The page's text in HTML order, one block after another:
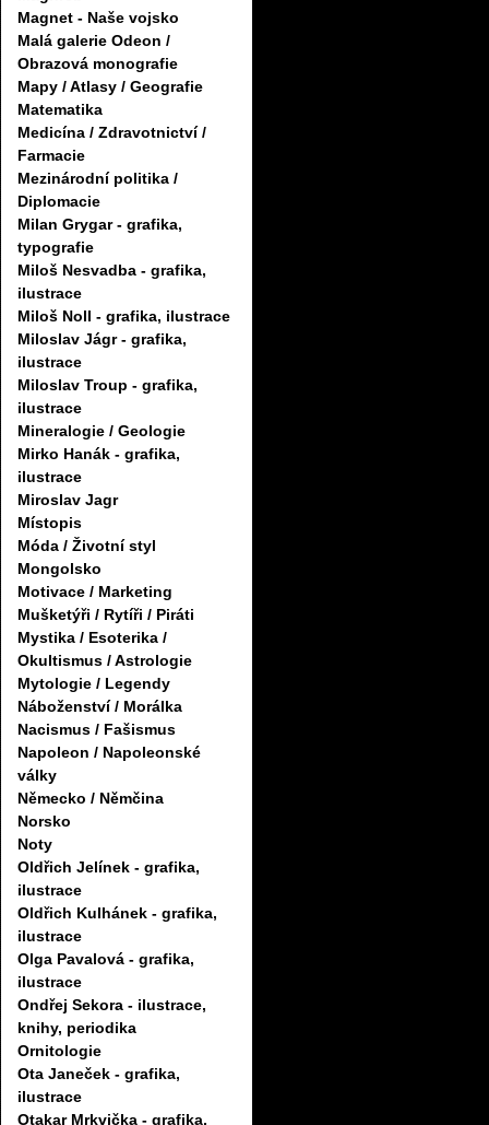
Magnet - Naše vojsko
Malá galerie Odeon /
Obrazová monografie
Mapy / Atlasy / Geografie
Matematika
Medicína / Zdravotnictví /
Farmacie
Mezinárodní politika /
Diplomacie
Milan Grygar - grafika,
typografie
Miloš Nesvadba - grafika,
ilustrace
Miloš Noll - grafika, ilustrace
Miloslav Jágr - grafika,
ilustrace
Miloslav Troup - grafika,
ilustrace
Mineralogie / Geologie
Mirko Hanák - grafika,
ilustrace
Miroslav Jagr
Místopis
Móda / Životní styl
Mongolsko
Motivace / Marketing
Mušketýři / Rytíři / Piráti
Mystika / Esoterika /
Okultismus / Astrologie
Mytologie / Legendy
Náboženství / Morálka
Nacismus / Fašismus
Napoleon / Napoleonské
války
Německo / Němčina
Norsko
Noty
Oldřich Jelínek - grafika,
ilustrace
Oldřich Kulhánek - grafika,
ilustrace
Olga Pavalová - grafika,
ilustrace
Ondřej Sekora - ilustrace,
knihy, periodika
Ornitologie
Ota Janeček - grafika,
ilustrace
Otakar Mrkvička - grafika,